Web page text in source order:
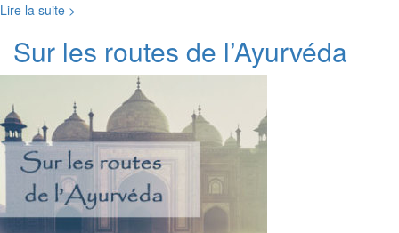
Lire la suite >
Sur les routes de l’Ayurvéda